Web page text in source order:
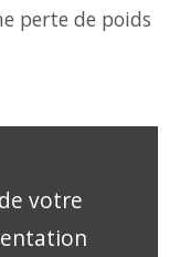
perte de poids
votre